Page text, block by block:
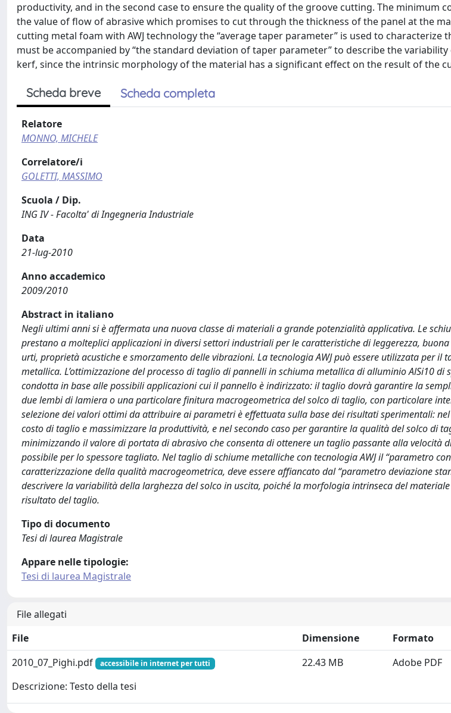
productivity, and in the second case to ensure the quality of the groove cutting. The minimum
the value of flow of abrasive which promises to cut through the thickness of the panel at the
cutting metal foam with AWJ technology the “average taper parameter” is used to characterize
must be accompanied by “the standard deviation of taper parameter” to describe the
kerf, since the intrinsic morphology of the material has a significant effect on the result of the
Scheda breve Scheda completa
Relatore
MONNO, MICHELE
Correlatore/i
GOLETTI, MASSIMO
Scuola / Dip.
ING IV - Facolta' di Ingegneria Industriale
Data
21-lug-2010
Anno accademico
2009/2010
Abstract in italiano
Negli ultimi anni si è affermata una nuova classe di materiali a grande potenzialità applicativa. Le
prestano a molteplici applicazioni in diversi settori industriali per le caratteristiche di leggerezza,
urti, proprietà acustiche e smorzamento delle vibrazioni. La tecnologia AWJ può essere utilizzata per il
metallica. L’ottimizzazione del processo di taglio di pannelli in schiuma metallica di alluminio AlSi10 di
condotta in base alle possibili applicazioni cui il pannello è indirizzato: il taglio dovrà garantire la
due lembi di lamiera o una particolare finitura macrogeometrica del solco di taglio, con particolare
selezione dei valori ottimi da attribuire ai parametri è effettuata sulla base dei risultati sperimentali:
costo di taglio e massimizzare la produttività, e nel secondo caso per garantire la qualità del solco di
minimizzando il valore di portata di abrasivo che consenta di ottenere un taglio passante alla velocità
possibile per lo spessore tagliato. Nel taglio di schiume metalliche con tecnologia AWJ il “parametro
caratterizzazione della qualità macrogeometrica, deve essere affiancato dal “parametro deviazione
descrivere la variabilità della larghezza del solco in uscita, poiché la morfologia intrinseca del
risultato del taglio.
Tipo di documento
Tesi di laurea Magistrale
Appare nelle tipologie:
Tesi di laurea Magistrale
File allegati
File
Dimensione
Formato
2010_07_Pighi.pdf
accessibile in internet per tutti
Descrizione: Testo della tesi
22.43 MB Adobe PDF